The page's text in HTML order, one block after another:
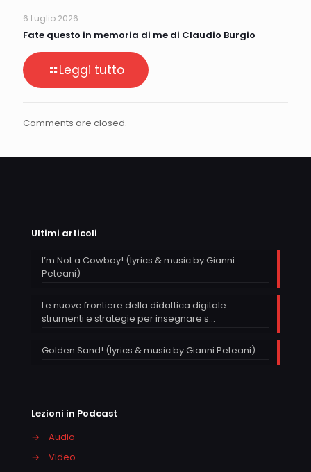
6 Luglio 2026
Fate questo in memoria di me di Claudio Burgio
Leggi tutto
Comments are closed.
Ultimi articoli
I’m Not a Cowboy! (lyrics & music by Gianni
Peteani)
Le nuove frontiere della didattica digitale:
strumenti e strategie per insegnare s…
Golden Sand! (lyrics & music by Gianni Peteani)
Lezioni in Podcast
→
Audio
→
Video